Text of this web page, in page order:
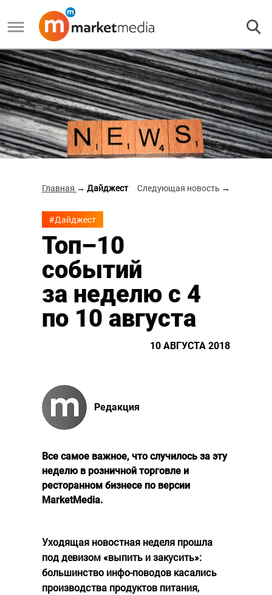
Главная → Дайджест Следующая новость →
#Дайджест
Топ–10
событий
за неделю с 4
по 10 августа
10 АВГУСТА 2018
Редакция
Все самое важное, что случилось за эту
неделю в розничной торговле и
ресторанном бизнесе по версии
MarketMedia.
Уходящая новостная неделя прошла
под девизом «выпить и закусить»:
большинство инфо-поводов касались
производства продуктов питания,